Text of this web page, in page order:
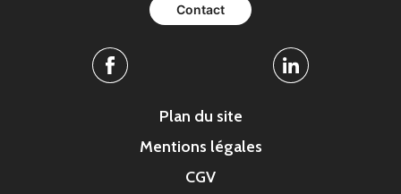
Contact
Facebook Linkedin
Plan du site
Mentions légales
CGV